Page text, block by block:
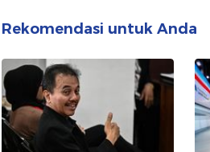
Rekomendasi untuk Anda